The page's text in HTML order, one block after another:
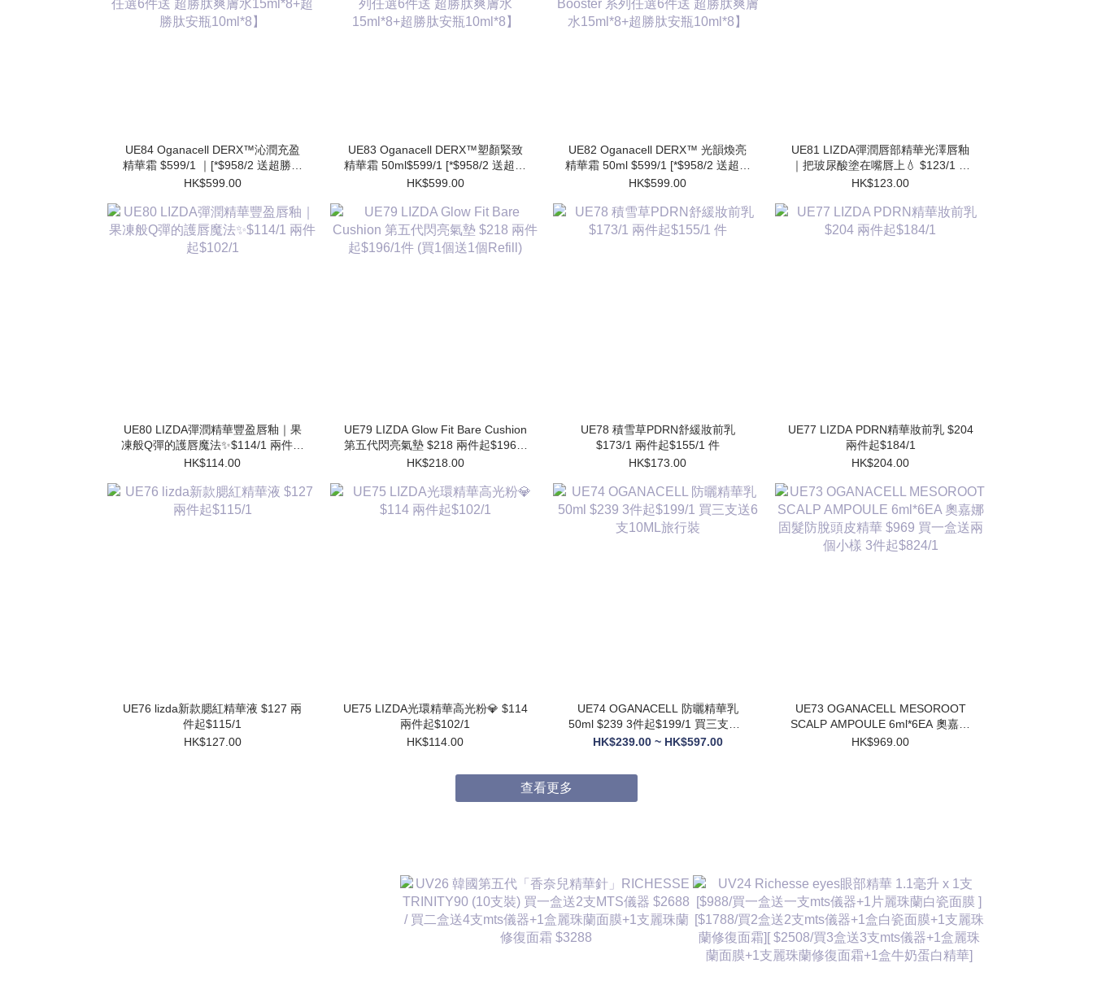
UE84 Oganacell DERX™沁潤充盈
精華霜 $599/1 ｜[*$958/2 送超勝肽
爽膚水15ml*4 ][*$1437/3送 超勝肽
任選6件送 超勝肽爽膚水15ml*8+超
勝肽安瓶10ml*8】
HK$599.00
UE83 Oganacell DERX™塑顏緊致
精華霜 50ml$599/1 [*$958/2 送超勝
肽爽膚水15ml*4 ][*$1437/3送 超勝
列任選6件送 超勝肽爽膚水
15ml*8+超勝肽安瓶10ml*8】
HK$599.00
UE82 Oganacell DERX™ 光韻煥亮
精華霜 50ml $599/1 [*$958/2 送超勝
肽爽膚水15ml*4 支 ][*$1437/3送 超
系列任選6件送 超勝肽爽膚水
15ml*8+超勝肽安瓶10ml*8】
HK$599.00
UE81 LIZDA彈潤唇部精華光澤唇釉
｜把玻尿酸塗在嘴唇上💧 $123/1 兩
支起$110/1
HK$123.00
UE80 LIZDA彈潤精華豐盈唇釉｜果
凍般Q彈的護唇魔法✨$114/1 兩件起
$102/1
HK$114.00
UE79 LIZDA Glow Fit Bare Cushion
第五代閃亮氣墊 $218 兩件起$196/1
件 (買1個送1個Refill)
HK$218.00
UE78 積雪草PDRN舒緩妝前乳
$173/1 兩件起$155/1 件
HK$173.00
UE77 LIZDA PDRN精華妝前乳 $204
兩件起$184/1
HK$204.00
UE76 lizda新款腮紅精華液 $127 兩
件起$115/1
HK$127.00
UE75 LIZDA光環精華高光粉💎 $114
兩件起$102/1
HK$114.00
UE74 OGANACELL 防曬精華乳
50ml $239 3件起$199/1 買三支送6
支10ML旅行裝
HK$239.00 ~ HK$597.00
UE73 OGANACELL MESOROOT
SCALP AMPOULE 6ml*6EA 奧嘉娜
固髮防脫頭皮精華 $969 買一盒送兩
HK$969.00
查看更多